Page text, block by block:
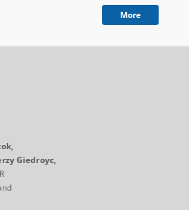
More
Giedroyc,